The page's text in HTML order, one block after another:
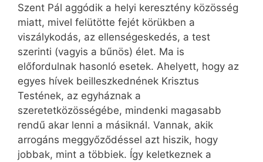
Szent Pál aggódik a helyi keresztény közösség
miatt, mivel felütötte fejét körükben a
viszálykodás, az ellenségeskedés, a test
szerinti (vagyis a bűnös) élet. Ma is
előfordulnak hasonló esetek. Ahelyett, hogy az
egyes hívek beilleszkednének Krisztus
Testének, az egyháznak a
szeretetközösségébe, mindenki magasabb
rendű akar lenni a másiknál. Vannak, akik
arrogáns meggyőződéssel azt hiszik, hogy
jobbak, mint a többiek. Így keletkeznek a